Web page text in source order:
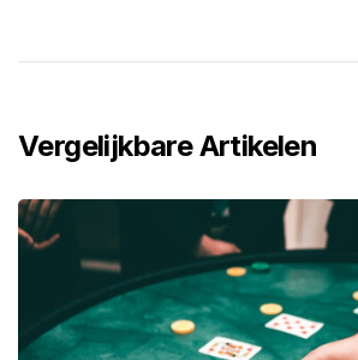
Vergelijkbare Artikelen